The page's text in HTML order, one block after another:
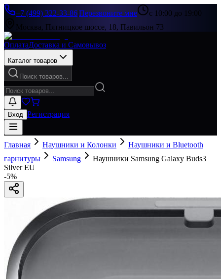
+7 (499) 322-33-86|Перезвоните мне
с 10:00 до 19:00
Москва, Пятницкое шоссе, 18, Павильон 73
ОплатаДоставка и Самовывоз
Каталог товаров
Поиск товаров...
Вход Регистрация
Главная Наушники и Колонки
Наушники и Bluetooth
гарнитуры
Samsung
Наушники Samsung Galaxy Buds3
Silver EU
-5%